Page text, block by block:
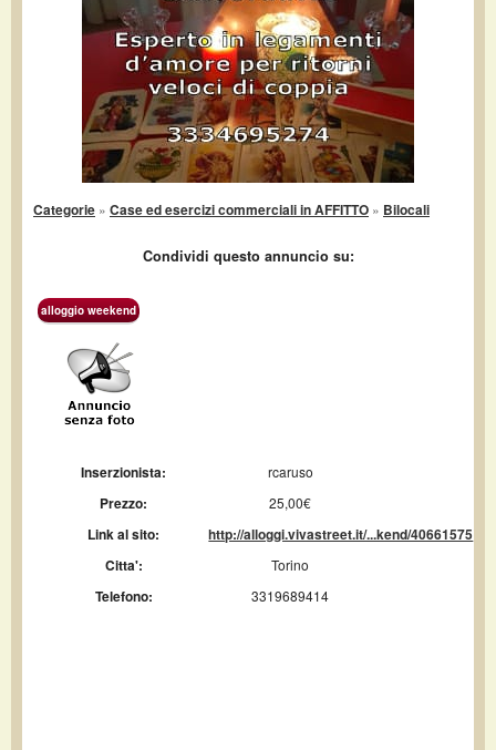
Categorie » Case ed esercizi commerciali in AFFITTO » Bilocali
Condividi questo annuncio su:
alloggio weekend
Inserzionista: rcaruso
Prezzo: 25,00€
Link al sito:
http://alloggi.vivastreet.it/...kend/40661575
Citta':
Torino
Telefono: 3319689414